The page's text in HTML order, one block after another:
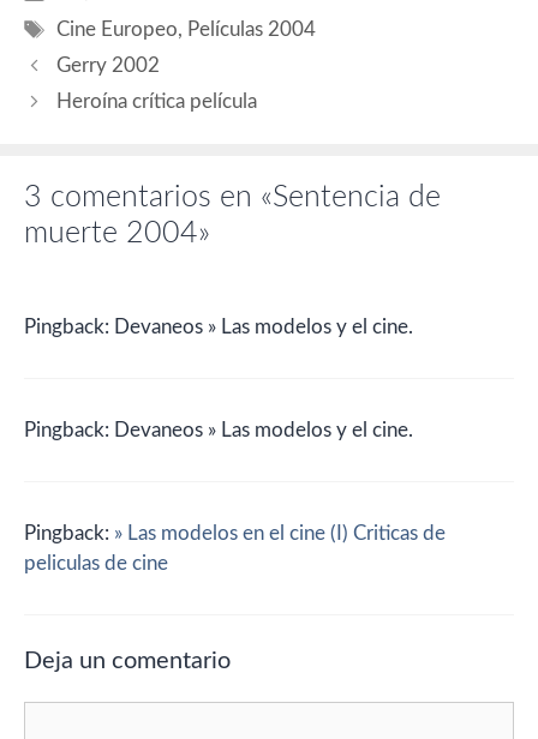
Werner (Natalie), Rebecca
Lars Hjortshøj. Guión:
Anders Thomas Jensen;
Etiquetas
Cine Europeo, Películas 2004
Gerry 2002
Heroína crítica película
3 comentarios en «Sentencia de
muerte 2004»
Pingback: Devaneos » Las modelos y el cine.
Pingback: Devaneos » Las modelos y el cine.
Pingback: » Las modelos en el cine (I) Criticas de
peliculas de cine
Deja un comentario